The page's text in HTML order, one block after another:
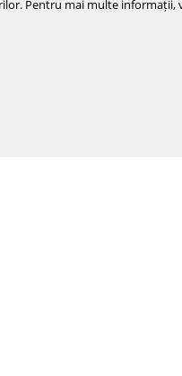
Pentru mai multe informații,